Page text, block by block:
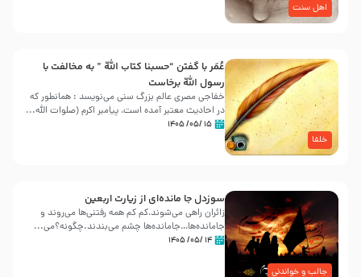
اهل سنت
خلفا
عُمَر با گفتن “حسبنا كتاب اللّه ” به مخالفت با
رسول اللّه برخاست
خفاجی مصری عالم بزرگ سنی می‌نویسد : همانطور که
در احادیث معتبر آمده است، پیامبر اکرم (صلوات اللّه...
۱۵ /۰۵/ ۱۴۰۵
جالب و خواندنی
سوزدل جا مانده‌ای از زیارت اربعین
زائران راهی می‌شوند،کم‌ کم همه رفتنی‌ها می‌روند و
جامانده‌ها…جامانده‌ها چشم می‌بندند.چگونه؟می‌...
۱۴ /۰۵/ ۱۴۰۵